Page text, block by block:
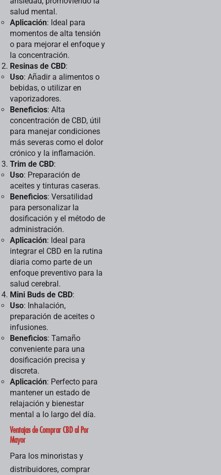
salud mental.
Aplicación: Ideal para
momentos de alta tensión
o para mejorar el enfoque y
la concentración.
Resinas de CBD:
Uso: Añadir a alimentos o
bebidas, o utilizar en
vaporizadores.
Beneficios: Alta
concentración de CBD, útil
para manejar condiciones
más severas como el dolor
crónico y la inflamación.
Trim de CBD:
Uso: Preparación de
aceites y tinturas caseras.
Beneficios: Versatilidad
para personalizar la
dosificación y el método de
administración.
Aplicación: Ideal para
integrar el CBD en la rutina
diaria como parte de un
enfoque preventivo para la
salud cerebral.
Mini Buds de CBD:
Uso: Inhalación,
preparación de aceites o
infusiones.
Beneficios: Tamaño
conveniente para una
dosificación precisa y
discreta.
Aplicación: Perfecto para
mantener un estado de
relajación y bienestar
mental a lo largo del día.
Ventajas de Comprar CBD al Por
Mayor
Para los minoristas y
distribuidores, comprar